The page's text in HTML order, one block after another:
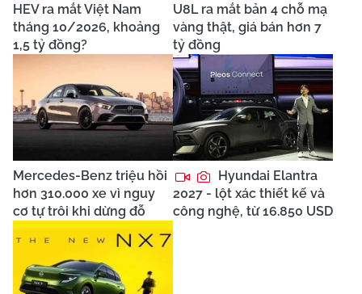
HEV ra mắt Việt Nam
tháng 10/2026, khoảng
1,5 tỷ đồng?
U8L ra mắt bản 4 chỗ mạ
vàng thật, giá bán hơn 7
tỷ đồng
Mercedes-Benz triệu hồi
hơn 310.000 xe vì nguy
cơ tự trôi khi dừng đỗ
Hyundai Elantra
2027 - lột xác thiết kế và
công nghệ, từ 16.850 USD